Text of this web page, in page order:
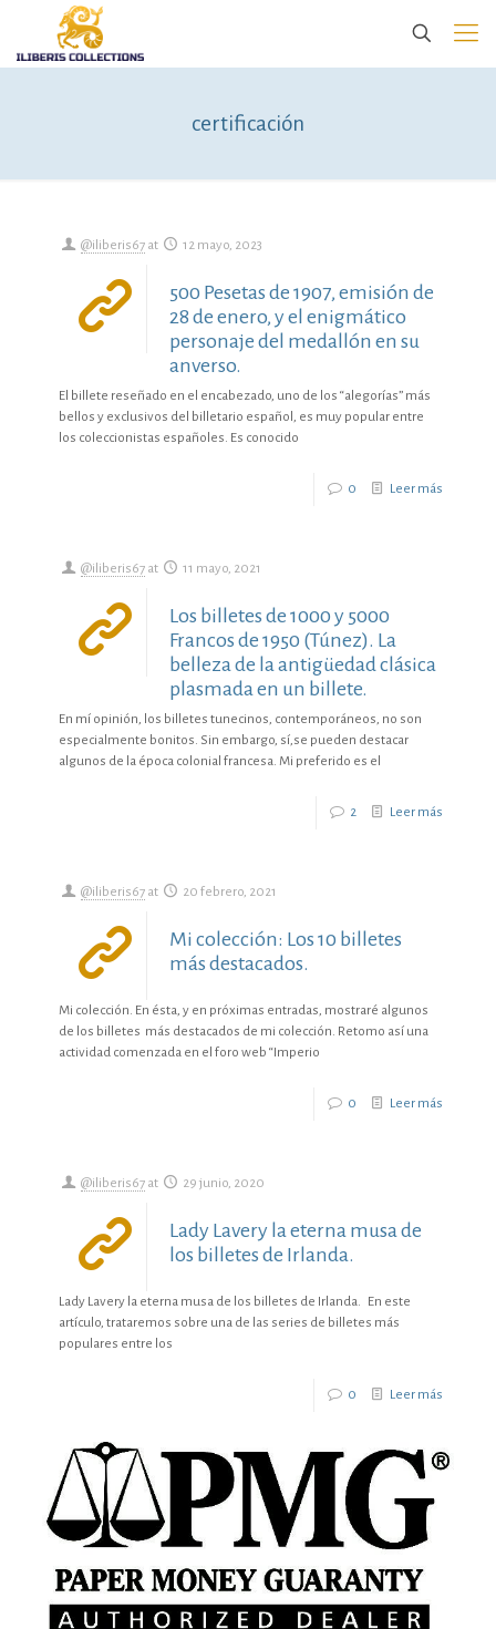
certificación
@iliberis67 at 12 mayo, 2023
500 Pesetas de 1907, emisión de
28 de enero, y el enigmático
personaje del medallón en su
anverso.
El billete reseñado en el encabezado, uno de los “alegorías” más
bellos y exclusivos del billetario español, es muy popular entre
los coleccionistas españoles. Es conocido
0 Leer más
@iliberis67 at 11 mayo, 2021
Los billetes de 1000 y 5000
Francos de 1950 (Túnez). La
belleza de la antigüedad clásica
plasmada en un billete.
En mí opinión, los billetes tunecinos, contemporáneos, no son
especialmente bonitos. Sin embargo, sí,se pueden destacar
algunos de la época colonial francesa. Mi preferido es el
2 Leer más
@iliberis67 at 20 febrero, 2021
Mi colección: Los 10 billetes
más destacados.
Mi colección. En ésta, y en próximas entradas, mostraré algunos
de los billetes más destacados de mi colección. Retomo así una
actividad comenzada en el foro web “Imperio
0 Leer más
@iliberis67 at 29 junio, 2020
Lady Lavery la eterna musa de
los billetes de Irlanda.
Lady Lavery la eterna musa de los billetes de Irlanda. En este
artículo, trataremos sobre una de las series de billetes más
populares entre los
0 Leer más